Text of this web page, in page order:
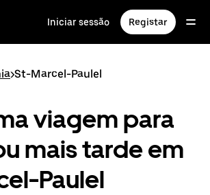
Iniciar sessão Registar
>St-Marcel-Paulel
viagem para
mais tarde em
Paulel